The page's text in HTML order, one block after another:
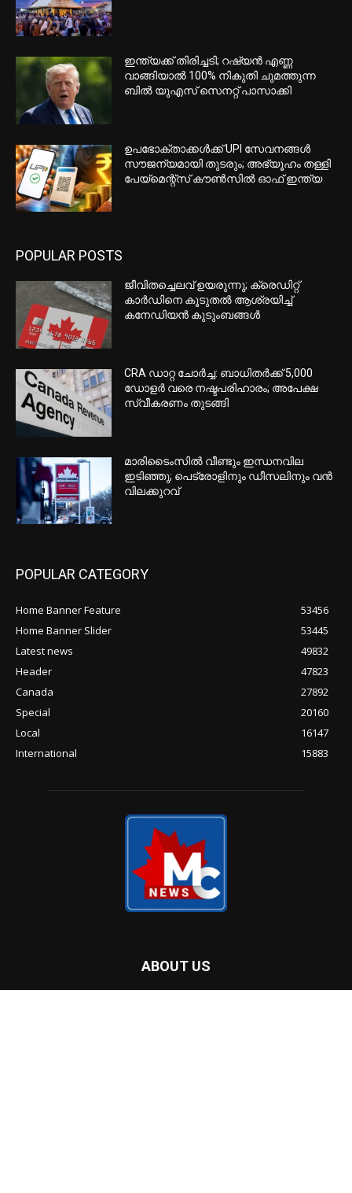
ഇന്ത്യക്ക് തിരിച്ചടി; റഷ്യന്‍ എണ്ണ
വാങ്ങിയാല്‍ 100% നികുതി ചുമത്തുന്ന
ബില്‍ യുഎസ് സെനറ്റ് പാസാക്കി
ഉപഭോക്താക്കള്‍ക്ക് UPI സേവനങ്ങള്‍
സൗജന്യമായി തുടരും; അഭ്യൂഹം തള്ളി
പേയ്മെന്റ്‌സ് കൗണ്‍സില്‍ ഓഫ് ഇന്ത്യ
POPULAR POSTS
ജീവിതച്ചെലവ് ഉയരുന്നു; ക്രെഡിറ്റ്
കാർഡിനെ കൂടുതൽ ആശ്രയിച്ച്
കനേഡിയൻ കുടുംബങ്ങൾ
CRA ഡാറ്റ ചോർച്ച: ബാധിതർക്ക് 5,000
ഡോളർ വരെ നഷ്ടപരിഹാരം; അപേക്ഷ
സ്വീകരണം തുടങ്ങി
മാരിടൈംസിൽ വീണ്ടും ഇന്ധനവില
ഇടിഞ്ഞു; പെട്രോളിനും ഡീസലിനും വൻ
വിലക്കുറവ്
POPULAR CATEGORY
Home Banner Feature
53456
Home Banner Slider
53445
Latest news
49832
Header
47823
Canada
27892
Special
20160
Local
16147
International
15883
ABOUT US